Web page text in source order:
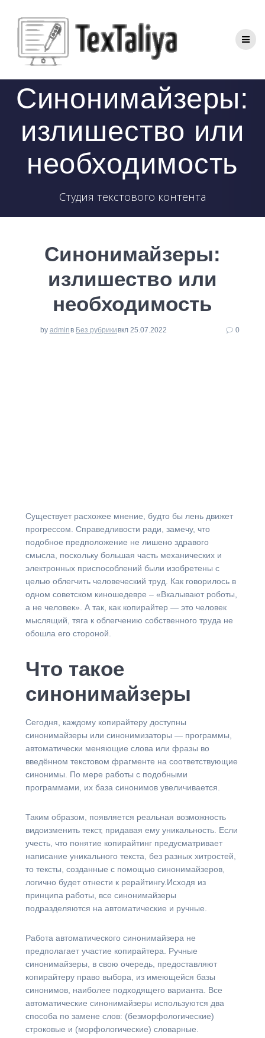
контенту
Синонимайзеры:
излишество или
необходимость
Студия текстового контента
Синонимайзеры:
излишество или
необходимость
by adminв Без рубрикивкл 25.07.2022 0
⁠Существует расхожее мнение, будто бы лень движет
прогрессом. Справедливости ради, замечу, что
подобное предположение не лишено здравого
смысла, поскольку большая часть механических и
электронных приспособлений были изобретены с
целью облегчить человеческий труд. Как говорилось в
одном советском киношедевре – «Вкалывают роботы,
а не человек». А так, как копирайтер — это человек
мыслящий, тяга к облегчению собственного труда не
обошла его стороной.
Что такое
синонимайзеры
Сегодня, каждому копирайтеру доступны
синонимайзеры или синонимизаторы — программы,
автоматически меняющие слова или фразы во
введённом текстовом фрагменте на соответствующие
синонимы. По мере работы с подобными
программами, их база синонимов увеличивается.
Таким образом, появляется реальная возможность
видоизменить текст, придавая ему уникальность. Если
учесть, что понятие копирайтинг предусматривает
написание уникального текста, без разных хитростей,
то тексты, созданные с помощью синонимайзеров,
логично будет отнести к рерайтингу.Исходя из
принципа работы, все синонимайзеры
подразделяются на автоматические и ручные.
Работа автоматического синонимайзера не
предполагает участие копирайтера. Ручные
синонимайзеры, в свою очередь, предоставляют
копирайтеру право выбора, из имеющейся базы
синонимов, наиболее подходящего варианта. Все
автоматические синонимайзеры используются два
способа по замене слов: (безморфологические)
строковые и (морфологические) словарные.